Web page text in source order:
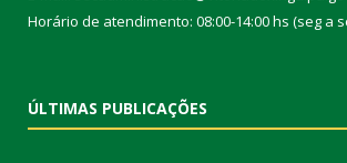
Horário de atendimento: 08:00-14:00 hs (seg a
ÚLTIMAS PUBLICAÇÕES